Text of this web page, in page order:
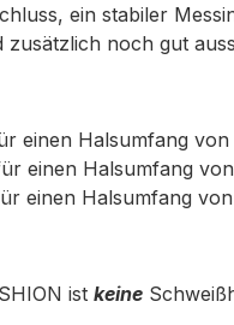
ein stabiler
zusätzlich noch gut
einen Halsumfang
einen Halsumfang
einen Halsumfang
ist keine